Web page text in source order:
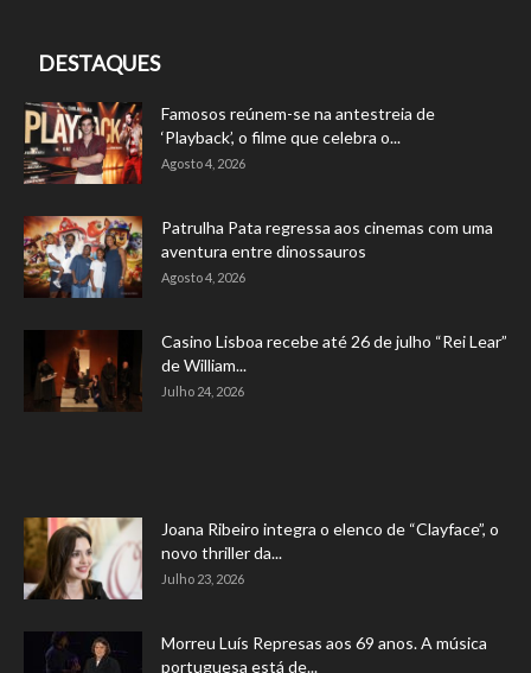
DESTAQUES
Famosos reúnem-se na antestreia de
‘Playback’, o filme que celebra o...
Agosto 4, 2026
Patrulha Pata regressa aos cinemas com uma
aventura entre dinossauros
Agosto 4, 2026
Casino Lisboa recebe até 26 de julho “Rei Lear”
de William...
Julho 24, 2026
Joana Ribeiro integra o elenco de “Clayface”, o
novo thriller da...
Julho 23, 2026
Morreu Luís Represas aos 69 anos. A música
portuguesa está de...